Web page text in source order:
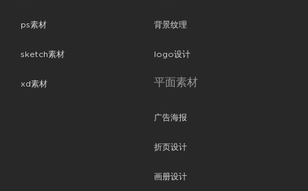
ps素材
sketch素材
xd素材
背景纹理
logo设计
平面素材
广告海报
折页设计
画册设计